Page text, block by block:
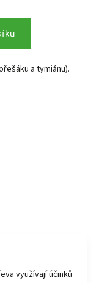
a tymiánu).
využívají účinků